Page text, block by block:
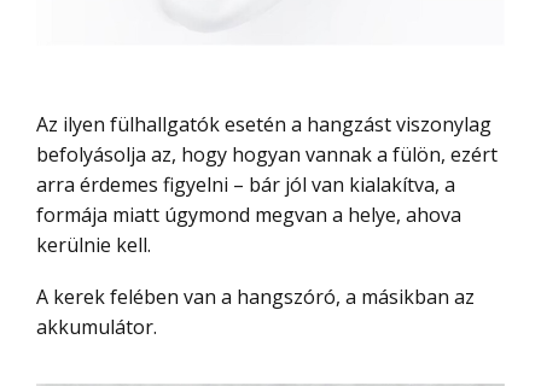
Az ilyen fülhallgatók esetén a hangzást viszonylag
befolyásolja az, hogy hogyan vannak a fülön, ezért
arra érdemes figyelni – bár jól van kialakítva, a
formája miatt úgymond megvan a helye, ahova
kerülnie kell.
A kerek felében van a hangszóró, a másikban az
akkumulátor.